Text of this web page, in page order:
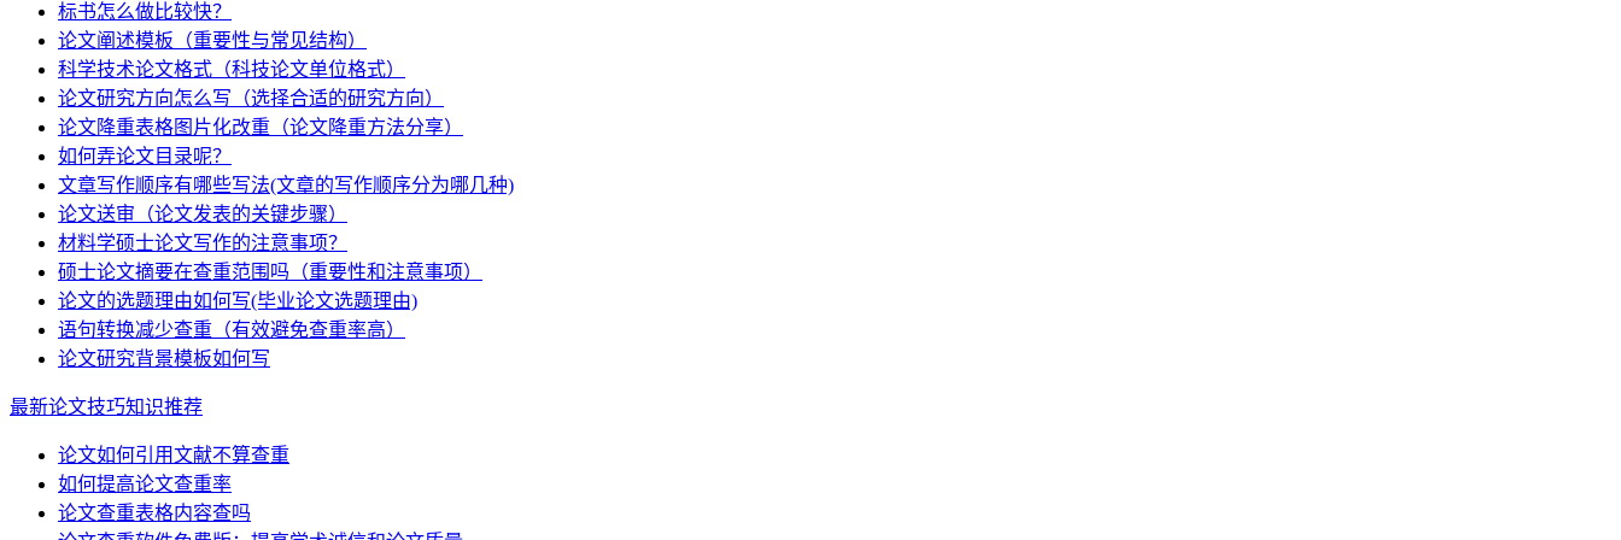
标书怎么做比较快？
论文阐述模板（重要性与常见结构）
科学技术论文格式（科技论文单位格式）
论文研究方向怎么写（选择合适的研究方向）
论文降重表格图片化改重（论文降重方法分享）
如何弄论文目录呢？
文章写作顺序有哪些写法(文章的写作顺序分为哪几种)
论文送审（论文发表的关键步骤）
材料学硕士论文写作的注意事项？
硕士论文摘要在查重范围吗（重要性和注意事项）
论文的选题理由如何写(毕业论文选题理由)
语句转换减少查重（有效避免查重率高）
论文研究背景模板如何写
最新论文技巧知识推荐
论文如何引用文献不算查重
如何提高论文查重率
论文查重表格内容查吗